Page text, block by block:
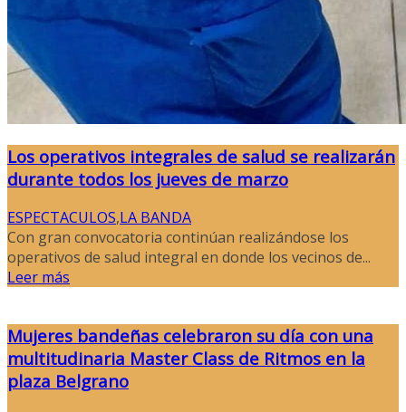
Los operativos integrales de salud se realizarán
durante todos los jueves de marzo
ESPECTACULOS,LA BANDA
Con gran convocatoria continúan realizándose los
operativos de salud integral en donde los vecinos de...
Leer más
Mujeres bandeñas celebraron su día con una
multitudinaria Master Class de Ritmos en la
plaza Belgrano